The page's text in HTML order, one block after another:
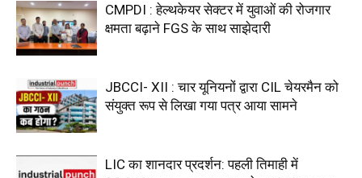
CMPDI : हेल्थकेयर सेक्टर में युवाओं की रोजगार
क्षमता बढ़ाने FGS के साथ साझेदारी
JBCCI- XII : चार यूनियनों द्वारा CIL चेयरमैन को
संयुक्त रूप से लिखा गया पत्र आया सामने
LIC का शानदार प्रदर्शन: पहली तिमाही में